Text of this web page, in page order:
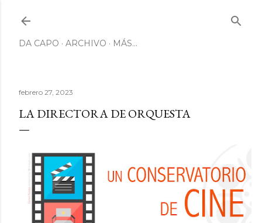
DA CAPO ARCHIVO MÁS…
febrero 27, 2023
LA DIRECTORA DE ORQUESTA